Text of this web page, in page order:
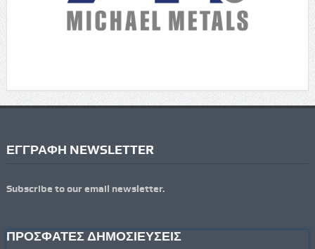
ΕΓΓΡΑΦΗ NEWSLETTER
Subscribe to our email newsletter.
ΠΡΟΣΦΑΤΕΣ ΔΗΜΟΣΙΕΥΣΕΙΣ